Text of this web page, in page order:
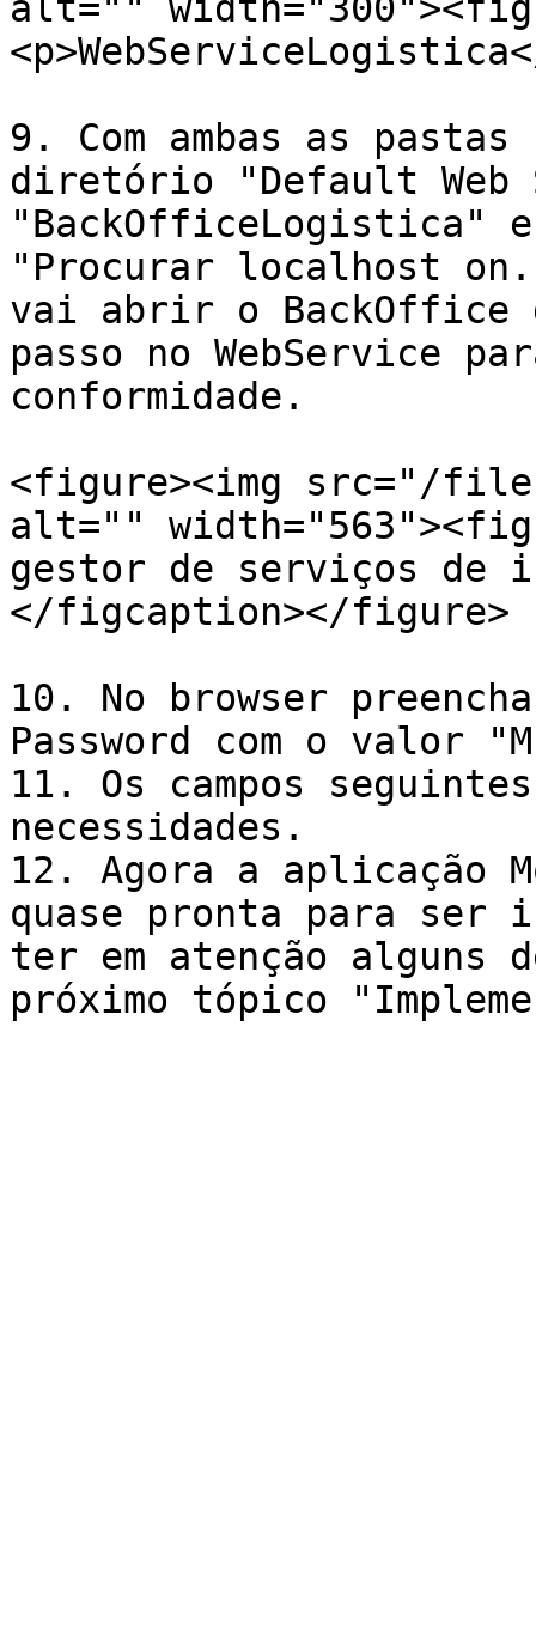
9. Com ambas as
diretório "Default
"BackOfficeLogistica"
"Procurar localhost
vai abrir o
passo no WebService
conformidade.
<figure><img src="/
alt=""
gestor de serviços de
</figcaption></figure>
10. No browser
Password com o valor
11. Os campos
necessidades.
12. Agora a aplicação
quase pronta para ser
ter em atenção alguns